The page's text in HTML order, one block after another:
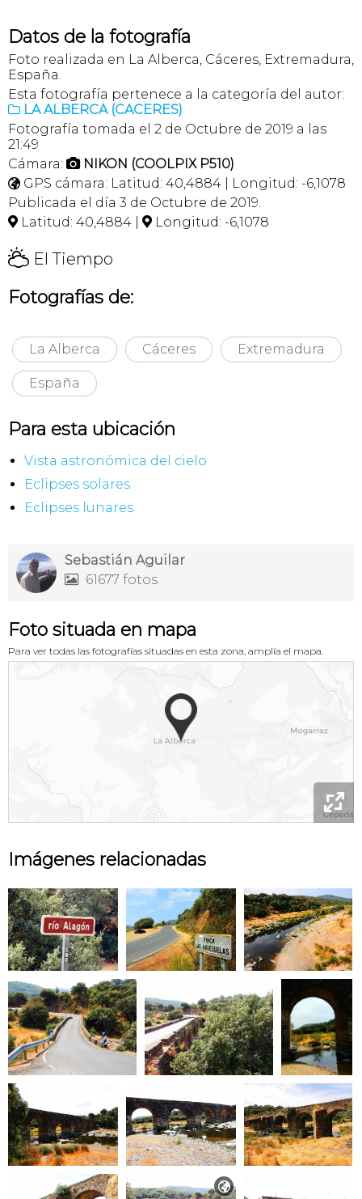
Datos de la fotografía
Foto realizada en La Alberca, Cáceres, Extremadura,
España.
Esta fotografía pertenece a la categoría del autor:
 LA ALBERCA (CACERES)
Fotografía tomada el 2 de Octubre de 2019 a las
21:49
Cámara:  NIKON (COOLPIX P510)
 GPS cámara: Latitud: 40,4884 | Longitud: -6,1078
Publicada el día 3 de Octubre de 2019.
 Latitud: 40,4884 |  Longitud: -6,1078
H El Tiempo
Fotografías de:
La Alberca Cáceres Extremadura
España
Para esta ubicación
Vista astronómica del cielo
Eclipses solares
Eclipses lunares
Sebastián Aguilar
 61677 fotos
Foto situada en mapa
Para ver todas las fotografías situadas en esta zona, amplía el mapa.

Imágenes relacionadas
